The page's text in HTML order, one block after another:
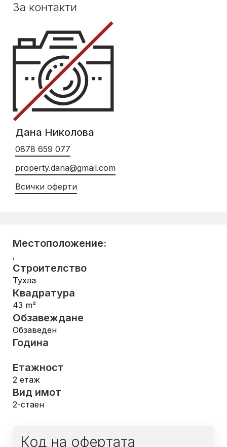
За контакти
Дана Николова
0878 659 077
property.dana@gmail.com
Всички оферти
Местоположение:
,
Строителство
Тухла
Квадратура
43 m²
Обзавеждане
Обзаведен
Година
Етажност
2 етаж
Вид имот
2-стаен
Код на офертата